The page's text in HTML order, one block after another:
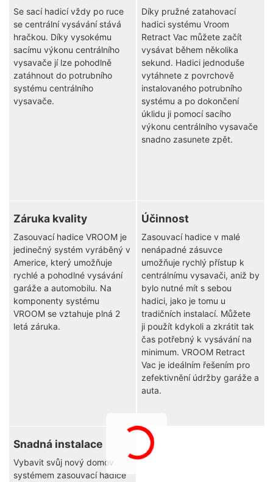
Se sací hadicí vždy po ruce
se centrální vysávání stává
hračkou. Díky vysokému
sacímu výkonu centrálního
vysavače jí lze pohodlně
zatáhnout do potrubního
systému centrálního
vysavače.
Díky pružné zatahovací
hadici systému Vroom
Retract Vac můžete začít
vysávat během několika
sekund. Hadici jednoduše
vytáhnete z povrchově
instalovaného potrubního
systému a po dokončení
úklidu ji pomocí sacího
výkonu centrálního vysavače
snadno zasunete zpět.
Záruka kvality
Zasouvací hadice VROOM je
jedinečný systém vyráběný v
Americe, který umožňuje
rychlé a pohodlné vysávání
garáže a automobilu. Na
komponenty systému
VROOM se vztahuje plná 2
letá záruka.
Účinnost
Zasouvací hadice v malé
nenápadné zásuvce
umožňuje rychlý přístup k
centrálnímu vysavači, aniž by
bylo nutné mít s sebou
hadici, jako je tomu u
tradičních instalací. Můžete
ji použít kdykoli a zkrátit tak
čas potřebný k vysávání na
minimum. VROOM Retract
Vac je ideálním řešením pro
zefektivnění údržby garáže a
auta.
Snadná instalace
Vybavit svůj nový domov
systémem zasouvací hadice